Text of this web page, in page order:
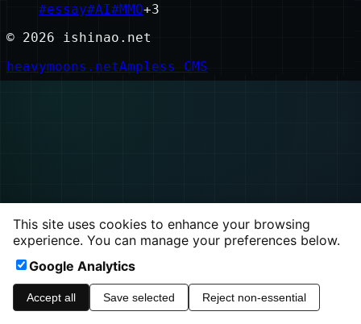
#essay#AI#MMO+3
© 2026
ishinao.net
heavymoons.netAmpless CMS
This site uses cookies to enhance your browsing
experience. You can manage your preferences below.
Google Analytics
Accept all Save selected Reject non-essential